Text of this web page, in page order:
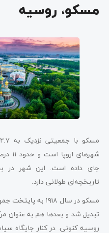
مسکو، روسیه
جای داده است. این شهر در
تاریخچه‌ای طولانی دارد.
مسکو در سال ۱۹۱۸
تبدیل شد و بعدها هم به عنوان